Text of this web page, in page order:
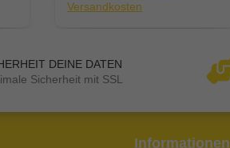
Versandkosten
DEINE DATEN
Sicherheit mit SSL
Informationen